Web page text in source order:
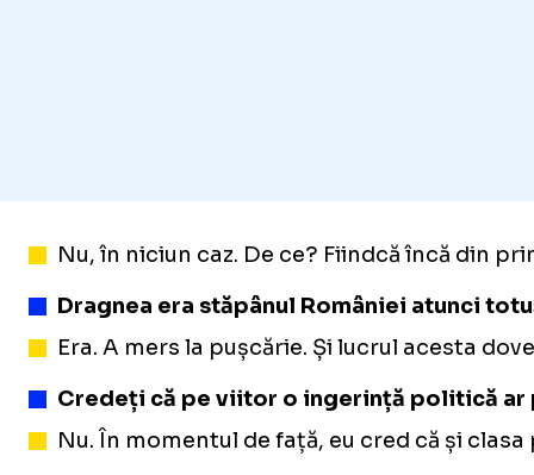
Nu, în niciun caz. De ce? Fiindcă încă din
Dragnea era stăpânul României atunci
Era. A mers la pușcărie. Și lucrul acesta
Credeți că pe viitor o ingerință politică
Nu. În momentul de față, eu cred că și